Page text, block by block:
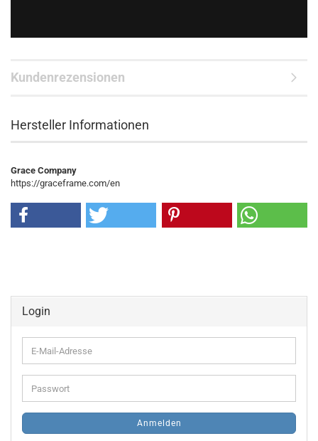
Kundenrezensionen
Hersteller Informationen
Grace Company
https://graceframe.com/en
Login
E-
Mail-
Adresse
Passwort
Anmelden